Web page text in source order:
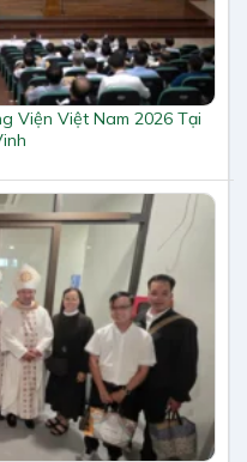
Viện Việt Nam 2026 Tại